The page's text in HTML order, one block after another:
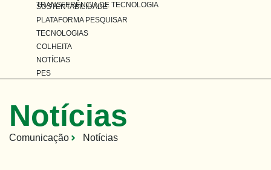
SUSTENTABILIDADE
PLATAFORMA PESQUISAR
TECNOLOGIAS
COLHEITA
NOTÍCIAS
PES
TRANSFERÊNCIA DE TECNOLOGIA
Notícias
Comunicação Notícias